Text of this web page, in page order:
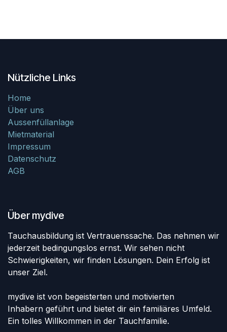
Nützliche Links
Home
Über uns
Aussenfüllanlage
Mietmaterial
Impressum
Datenschutz
AGB
Über mydive
Tauchausbildung ist Vertrauenssache. Das nehmen wir
jederzeit bedingungslos ernst. Wir sehen nicht
Schwierigkeiten, wir finden Lösungen. Dein Erfolg ist
unser Ziel.
mydive ist von begeisterten und motivierten
Inhabern geführt und bietet dir ein familiäres Umfeld.
Ein tolles Willkommen in der Tauchfamilie.